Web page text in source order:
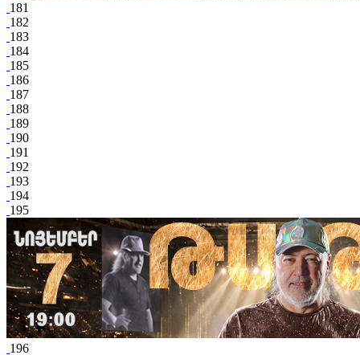
181
182
183
184
185
186
187
188
189
190
191
192
193
194
195
196